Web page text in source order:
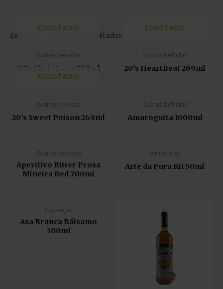
Exibindo 1–21 de 1962 resultados
ESGOTADO
Outras bebidas
20’s Citric Love 269ml
ESGOTADO
Outras bebidas
20’s HeartBeat 269ml
ESGOTADO
Outras bebidas
20’s Sweet Poison 269ml
Outras bebidas
Amarogutta 1000ml
Outras bebidas
Aperitivo Bitter Prosa
Mineira Red 700ml
Miniaturas
Arte da Pura Kit 50ml
Cachaças
Asa Branca Bálsamo
300ml